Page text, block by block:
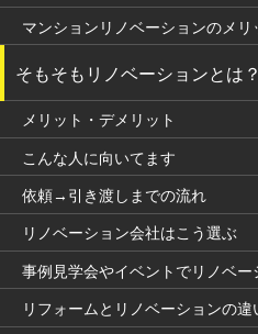
マンションリノベーションのメリ
そもそもリノベーションとは
メリット・デメリット
こんな人に向いてます
依頼→引き渡しまでの流れ
リノベーション会社はこう選ぶ
事例見学会やイベントでリノベー
リフォームとリノベーションの違